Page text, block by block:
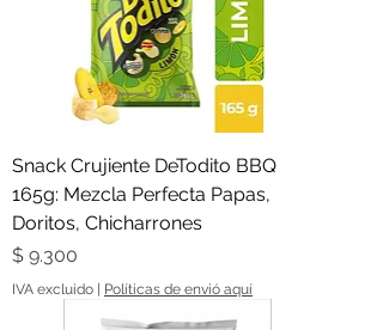
Snack Crujiente DeTodito BBQ
165g: Mezcla Perfecta Papas,
Doritos, Chicharrones
Precio
$ 9.300
IVA excluido | Políticas de envió aquí